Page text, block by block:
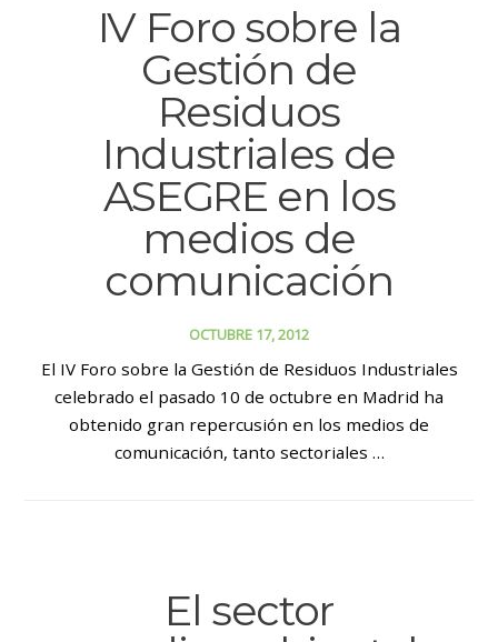
IV Foro sobre la
Gestión de
Residuos
Industriales de
ASEGRE en los
medios de
comunicación
OCTUBRE 17, 2012
El IV Foro sobre la Gestión de Residuos Industriales
celebrado el pasado 10 de octubre en Madrid ha
obtenido gran repercusión en los medios de
comunicación, tanto sectoriales …
El sector